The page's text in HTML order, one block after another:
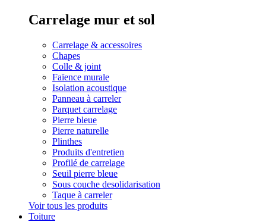
Carrelage mur et sol
Carrelage & accessoires
Chapes
Colle & joint
Faïence murale
Isolation acoustique
Panneau à carreler
Parquet carrelage
Pierre bleue
Pierre naturelle
Plinthes
Produits d'entretien
Profilé de carrelage
Seuil pierre bleue
Sous couche desolidarisation
Taque à carreler
Voir tous les produits
Toiture